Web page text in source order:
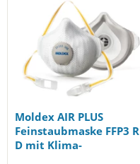
Moldex AIR PLUS
Feinstaubmaske FFP3 R
D mit Klima-